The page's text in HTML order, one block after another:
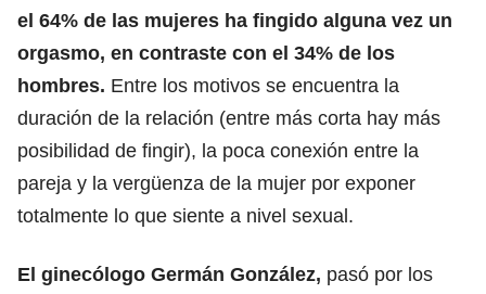
el 64% de las mujeres ha fingido alguna vez un
orgasmo, en contraste con el 34% de los
hombres. Entre los motivos se encuentra la
duración de la relación (entre más corta hay más
posibilidad de fingir), la poca conexión entre la
pareja y la vergüenza de la mujer por exponer
totalmente lo que siente a nivel sexual.
El ginecólogo Germán González, pasó por los